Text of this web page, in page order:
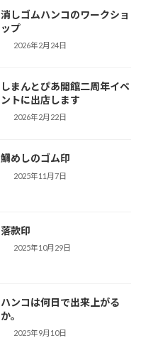
消しゴムハンコのワークショ
ップ
2026年2月24日
しまんとぴあ開館二周年イベ
ントに出店します
2026年2月22日
鯛めしのゴム印
2025年11月7日
落款印
2025年10月29日
ハンコは何日で出来上がる
か。
2025年9月10日